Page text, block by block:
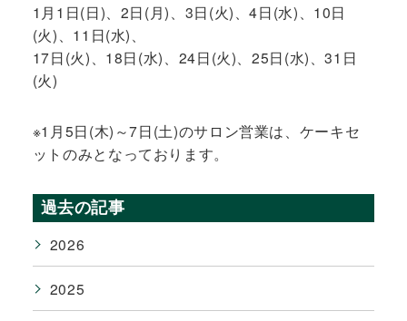
1月1日(日)、2日(月)、3日(火)、4日(水)、10日
(火)、11日(水)、
17日(火)、18日(水)、24日(火)、25日(水)、31日
(火)
※1月5日(木)～7日(土)のサロン営業は、ケーキセ
ットのみとなっております。
過去の記事
2026
2025